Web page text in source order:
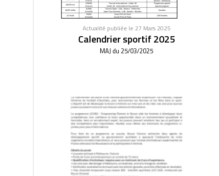
Actualité publiée le 27 Mars 2025
Calendrier sportif 2025
MAJ du 25/03/2025